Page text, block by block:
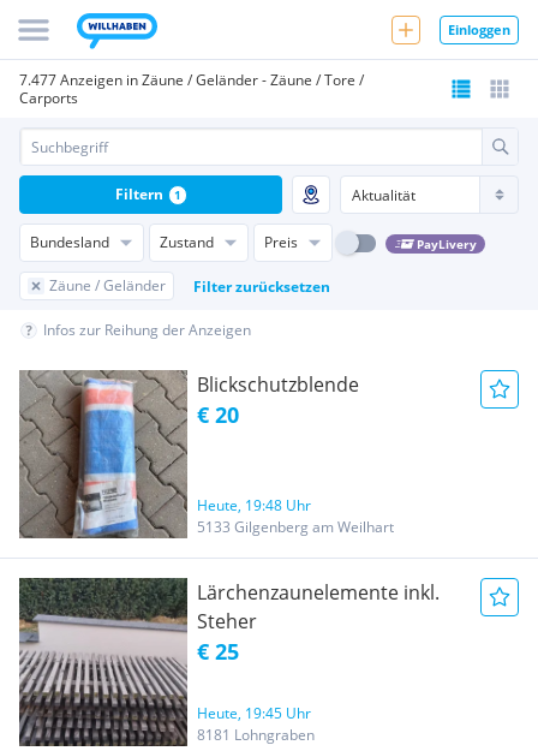
Einloggen
7.477 Anzeigen in Zäune / Geländer - Zäune / Tore /
Carports
Bundesland Zustand Preis PayLivery
Zäune / Geländer Filter zurücksetzen
Filtern 1
Infos zur Reihung der Anzeigen
Blickschutzblende
€ 20
Heute, 19:48 Uhr
5133 Gilgenberg am Weilhart
Lärchenzaunelemente inkl.
Steher
€ 25
Heute, 19:45 Uhr
8181 Lohngraben